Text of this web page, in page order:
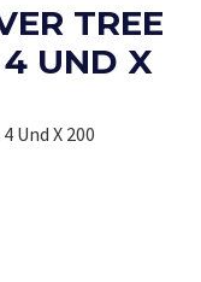
TREE
UND X
Und X 200